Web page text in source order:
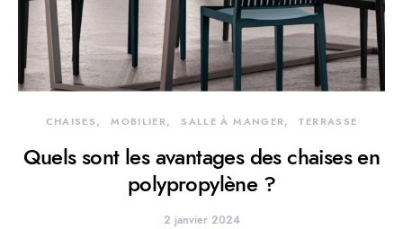
CHAISES MOBILIER SALLE À MANGER TERRASSE
Quels sont les avantages des chaises en
polypropylène ?
2 janvier 2024